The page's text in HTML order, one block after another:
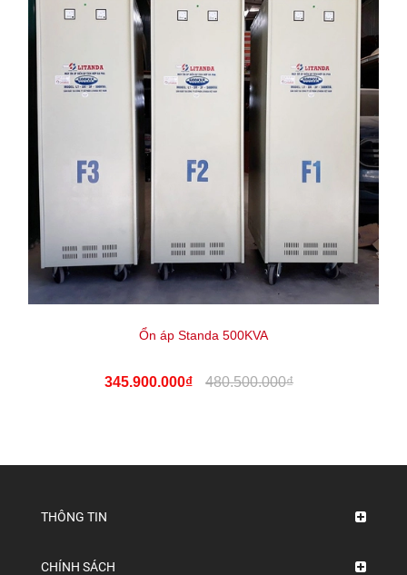
Ổn áp Standa 500KVA
345.900.000₫ 480.500.000₫
THÔNG TIN
CHÍNH SÁCH